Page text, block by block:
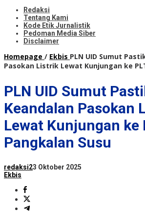
Redaksi
Tentang Kami
Kode Etik Jurnalistik
Pedoman Media Siber
Disclaimer
Homepage / Ekbis PLN UID Sumut
Pasokan Listrik Lewat Kunjungan ke
PLN UID Sumut
Keandalan Pasokan
Lewat Kunjungan ke
Pangkalan Susu
redaksi23 Oktober 2025
Ekbis